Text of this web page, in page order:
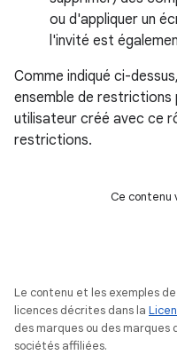
ou d'appliquer un
l'invité est
Comme indiqué ci-
ensemble de restrictions
utilisateur créé avec ce
restrictions.
Ce contenu
Le contenu et les exemples
licences décrites dans la
des marques ou des
sociétés affiliées.